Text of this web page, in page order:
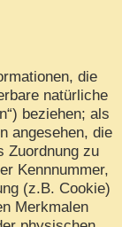
die
natürliche
beziehen; als
angesehen, die
Zuordnung zu
Kennnummer,
(z.B. Cookie)
Merkmalen